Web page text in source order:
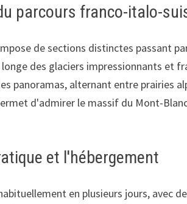
parcours franco-italo-
de sections distinctes passant
des glaciers impressionnants et
panoramas, alternant entre prairies
d'admirer le massif du Mont-
et l'hébergement
en plusieurs jours, avec